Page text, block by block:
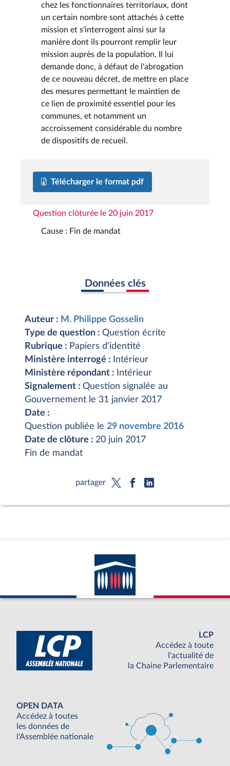
chez les fonctionnaires territoriaux, dont
un certain nombre sont attachés à cette
mission et s'interrogent ainsi sur la
manière dont ils pourront remplir leur
mission auprès de la population. Il lui
demande donc, à défaut de l'abrogation
de ce nouveau décret, de mettre en place
des mesures permettant le maintien de
ce lien de proximité essentiel pour les
communes, et notamment un
accroissement considérable du nombre
de dispositifs de recueil.
Télécharger le format pdf
Question clôturée le 20 juin 2017
Cause : Fin de mandat
Données clés
Auteur : M. Philippe Gosselin
Type de question : Question écrite
Rubrique : Papiers d'identité
Ministère interrogé :
Intérieur
Ministère répondant :
Intérieur
Signalement : Question signalée au
Gouvernement le 31 janvier 2017
Date :
Question publiée le 29 novembre 2016
Date de clôture : 20 juin 2017
Fin de mandat
partager
LCP
Accédez à toute
l'actualité de
la Chaine Parlementaire
OPEN DATA
Accédez à toutes
les données de
l'Assemblée nationale